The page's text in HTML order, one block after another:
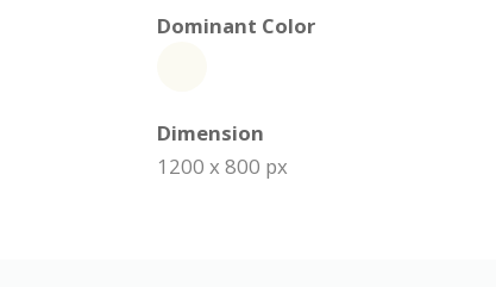
Dominant Color
Dimension
1200 x 800 px